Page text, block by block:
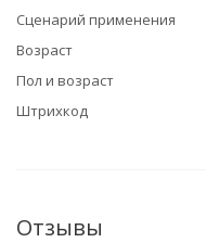
Сценарий применения
Возраст
Пол и возраст
Штрихкод
Отзывы